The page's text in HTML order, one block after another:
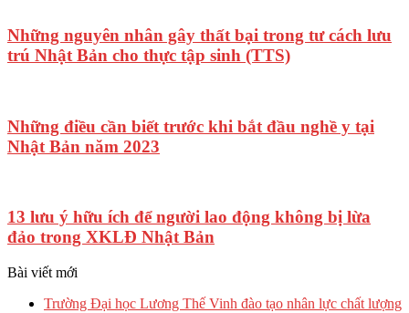
Những nguyên nhân gây thất bại trong tư cách lưu
trú Nhật Bản cho thực tập sinh (TTS)
Những điều cần biết trước khi bắt đầu nghề y tại
Nhật Bản năm 2023
13 lưu ý hữu ích để người lao động không bị lừa
đảo trong XKLĐ Nhật Bản
Bài viết mới
Trường Đại học Lương Thế Vinh đào tạo nhân lực chất lượng